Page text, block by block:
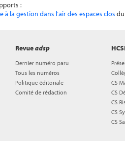
:
à la gestion dans l’air des espaces clos
CS
CS
CS
CS
CS
Revueadsp
Dernier numéro paru
Tous les numéros
Politique éditoriale
Comité de rédaction